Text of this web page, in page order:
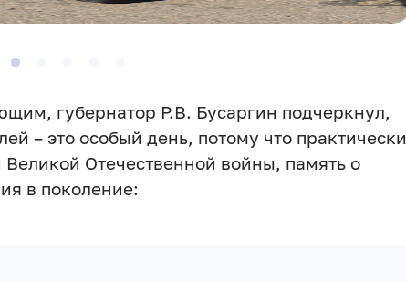
губернатор Р.В. Бусаргин подчеркнул,
– это особый день, потому что практически
Отечественной войны, память о
в поколение: